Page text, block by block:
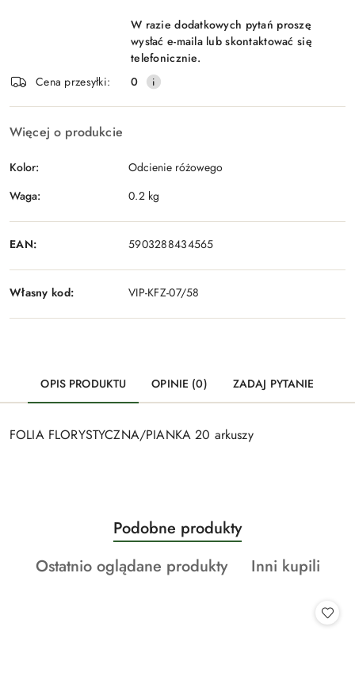
W razie dodatkowych pytań proszę
wysłać e-maila lub skontaktować się
telefonicznie.
Cena przesyłki:
0
Więcej o produkcie
Kolor:
Odcienie różowego
Waga:
0.2 kg
EAN: 5903288434565
Własny kod: VIP-KFZ-07/58
OPIS PRODUKTU OPINIE (0) ZADAJ PYTANIE
FOLIA FLORYSTYCZNA/PIANKA 20 arkuszy
Pomiń karuzelę produktów
Produkty
o
statusie:
Podobne produkty
Produkty
Ostatnio oglądane produkty
Produkty
Inni kupili